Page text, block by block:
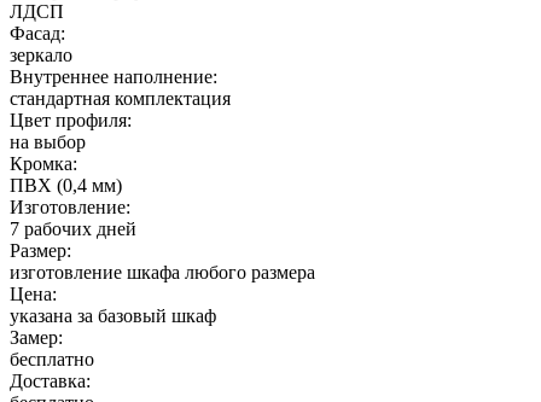
ЛДСП
Фасад:
зеркало
Внутреннее наполнение:
стандартная комплектация
Цвет профиля:
на выбор
Кромка:
ПВХ (0,4 мм)
Изготовление:
7 рабочих дней
Размер:
изготовление шкафа любого размера
Цена:
указана за базовый шкаф
Замер:
бесплатно
Доставка: